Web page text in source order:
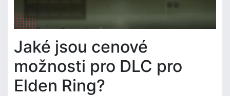
Jaké jsou cenové
možnosti pro DLC pro
Elden Ring?